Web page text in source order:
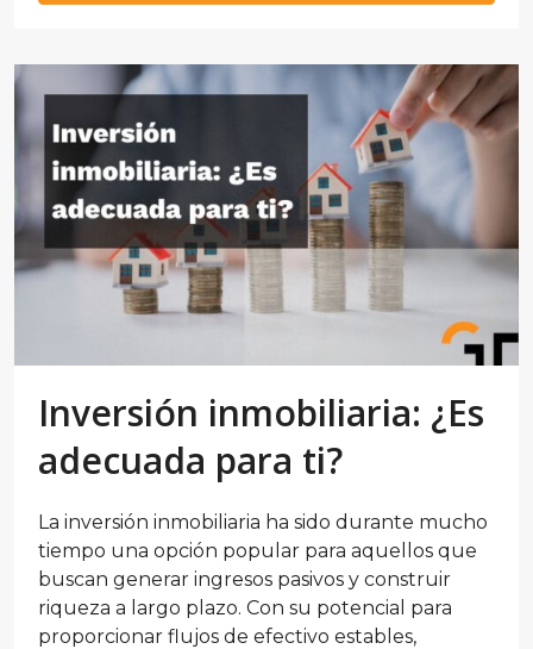
Inversión inmobiliaria: ¿Es
adecuada para ti?
La inversión inmobiliaria ha sido durante mucho
tiempo una opción popular para aquellos que
buscan generar ingresos pasivos y construir
riqueza a largo plazo. Con su potencial para
proporcionar flujos de efectivo estables,